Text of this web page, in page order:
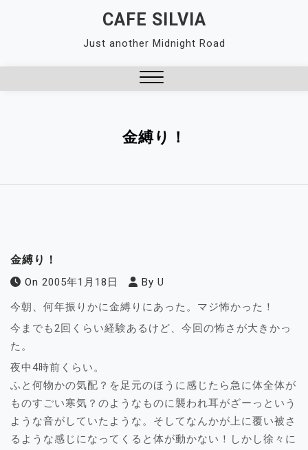
CAFE SILVIA
Just another Midnight Road
金縛り！
金縛り！
On 2005年1月18日 By U
今朝、何年振りかに金縛りにあった。マジ怖かった！
今までも2回くらい経験あるけど、今回の怖さが大きかっ
た。
夜中4時前くらい。
ふと何物かの気配？を足元のほうに感じたら急に体全体が
ものすごい寒気？のようなものに襲われ耳がざーっという
ような音がしていたような。そしてなんかが上に覆い被さ
るような感じになってくると体が動かない！しかし徐々に